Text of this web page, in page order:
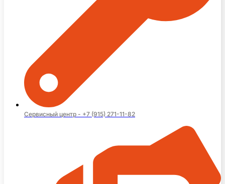
Сервисный центр - +7 (915) 271-11-82